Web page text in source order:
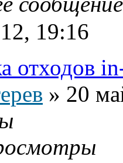
19:16
отходов
» 20